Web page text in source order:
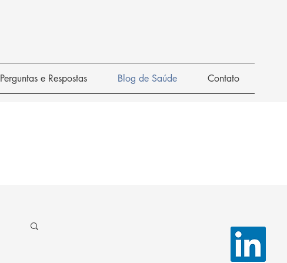
Perguntas e Respostas Blog de Saúde Contato